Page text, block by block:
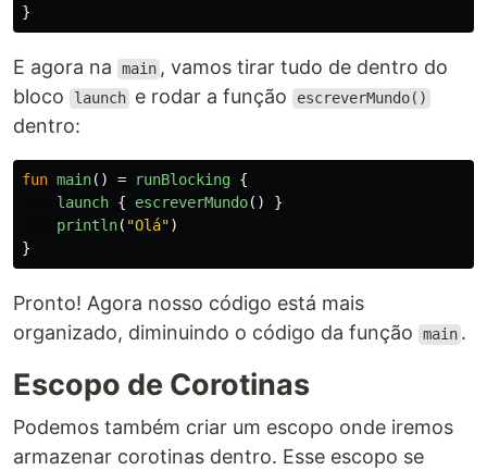
}
E agora na main , vamos tirar tudo de dentro do
bloco
launch e rodar a função escreverMundo()
dentro:
fun main() = runBlocking {
launch { escreverMundo()
}
println( "Olá")
}
Pronto! Agora nosso código está mais
organizado, diminuindo o código da função
main .
Escopo de Corotinas
Podemos também criar um escopo onde iremos
armazenar corotinas dentro. Esse escopo se